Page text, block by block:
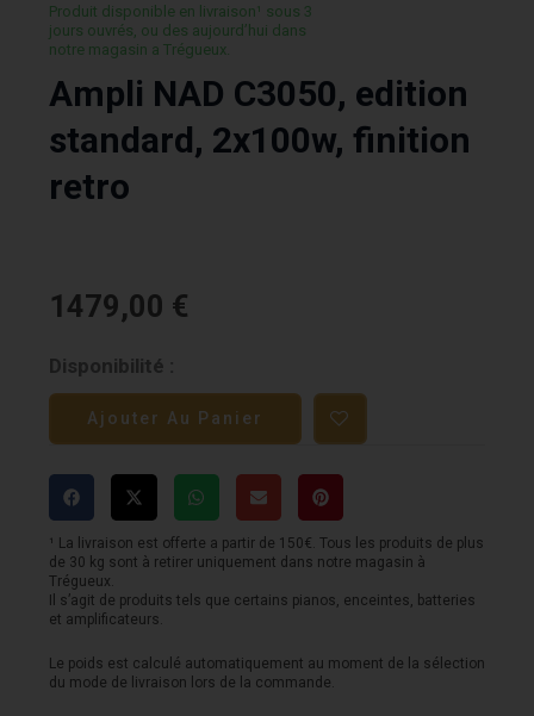
Produit disponible en livraison¹ sous 3
jours ouvrés, ou des aujourd’hui dans
notre magasin a Trégueux.
Ampli NAD C3050, edition
standard, 2x100w, finition
retro
1479,00 €
Disponibilité :
quantité
de
Ampli
NAD
C3050,
edition
standard,
2x100w,
finition
retro
Ajouter Au Panier
¹ La livraison est offerte a partir de 150€. Tous les produits de plus
de 30 kg sont à retirer uniquement dans notre magasin à
Trégueux.
Il s’agit de produits tels que certains pianos, enceintes, batteries
et amplificateurs.
Le poids est calculé automatiquement au moment de la sélection
du mode de livraison lors de la commande.